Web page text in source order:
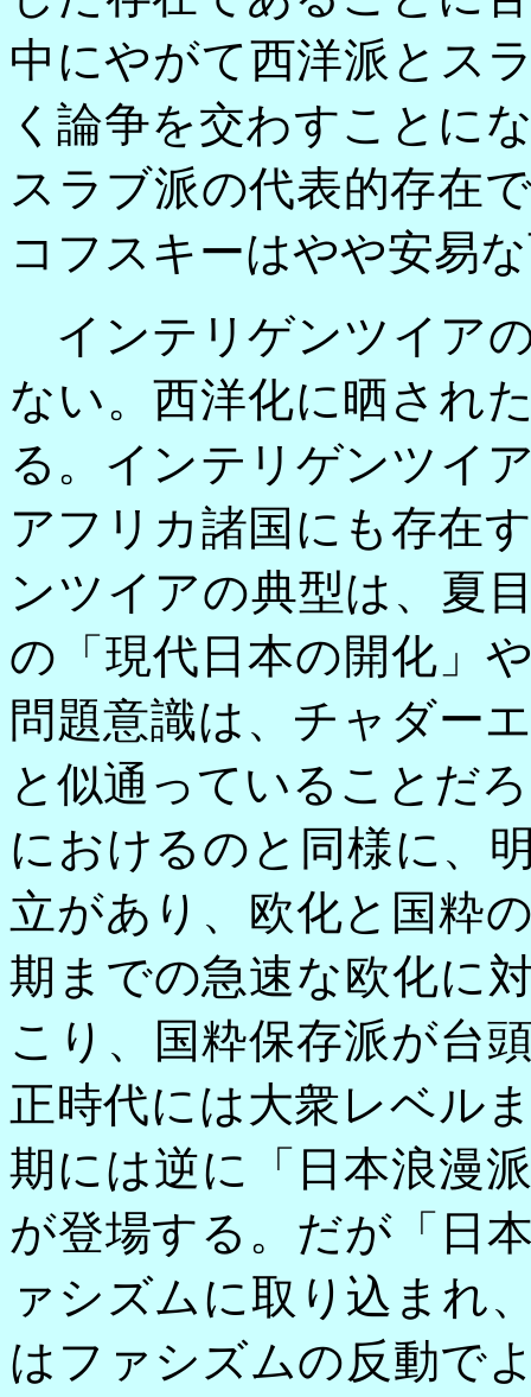
中にやがて西洋派とス
く論争を交わすことに
スラブ派の代表的存在
コフスキーはやや安易
インテリゲンツイア
ない。西洋化に晒され
る。インテリゲンツイ
アフリカ諸国にも存在
ンツイアの典型は、夏
の「現代日本の開化」
問題意識は、チャダー
と似通っていることだ
におけるのと同様に、
立があり、欧化と国粋
期までの急速な欧化に
こり、国粋保存派が台
正時代には大衆レベル
期には逆に「日本浪漫
が登場する。だが「日
ァシズムに取り込まれ
はファシズムの反動で